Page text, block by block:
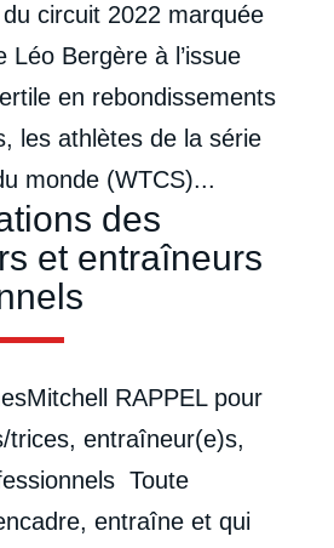
circuit 2022 marquée
Léo Bergère à l’issue
en rebondissements
les athlètes de la série
monde (WTCS)...
des
et entraîneurs
RAPPEL pour
trices, entraîneur(e)s,
Toute
entraîne et qui